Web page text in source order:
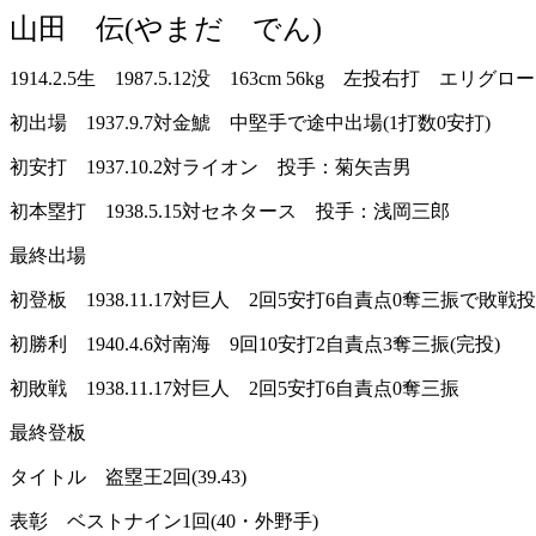
山田 伝(やまだ でん)
1914.2.5生 1987.5.12没 163cm 56kg 左投右打 エリグロ
初出場 1937.9.7対金鯱 中堅手で途中出場(1打数0安打)
初安打 1937.10.2対ライオン 投手：菊矢吉男
初本塁打 1938.5.15対セネタース 投手：浅岡三郎
最終出場
初登板 1938.11.17対巨人 2回5安打6自責点0奪三振で敗戦
初勝利 1940.4.6対南海 9回10安打2自責点3奪三振(完投)
初敗戦 1938.11.17対巨人 2回5安打6自責点0奪三振
最終登板
タイトル 盗塁王2回(39.43)
表彰 ベストナイン1回(40・外野手)